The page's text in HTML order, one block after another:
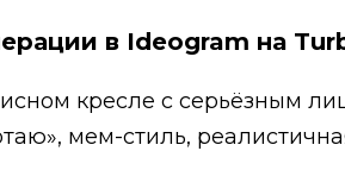
в Ideogram на
кресле с серьёзным
мем-стиль,